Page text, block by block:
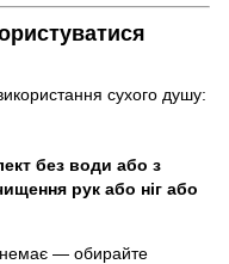
сухого душу:
без води або з
рук або ніг або
немає — обирайте